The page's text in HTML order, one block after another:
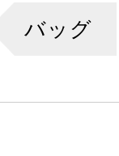
バッグ